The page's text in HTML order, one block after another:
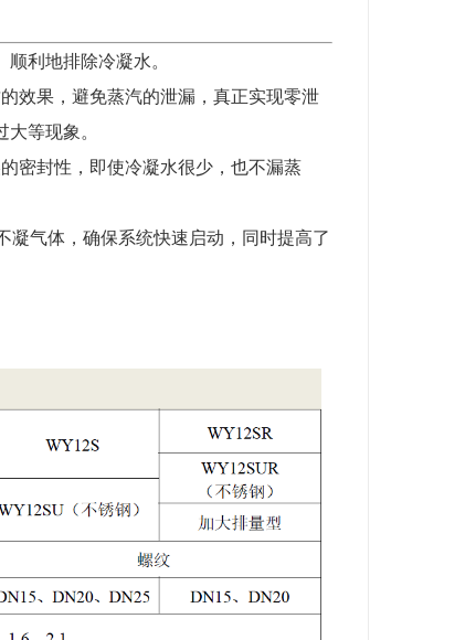
利地排除冷凝水。
效果，避免蒸汽的泄漏，真正实现零泄
等现象。
密封性，即使冷凝水很少，也不漏蒸
凝气体，确保系统快速启动，同时提高了